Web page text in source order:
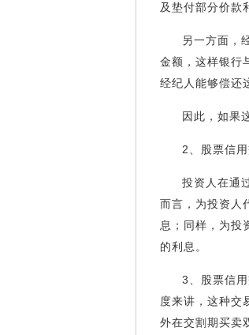
及垫付部分价款
另一方面，
金额，这样银行
经纪人能够偿还
因此，如果
2、股票信
投资人在通
而言，为投资人
息；同样，为投
的利息。
3、股票信
度来讲，这种交
外在交割期买卖